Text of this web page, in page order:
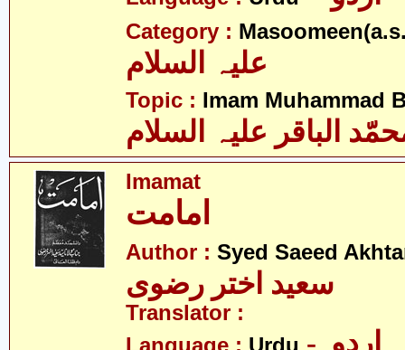
Category :
Topic : Imam Muhammad
الباقر علیہ السلام
Imamat
امامت
Author : Syed Saeed
سعید اختر رضوی
Translator :